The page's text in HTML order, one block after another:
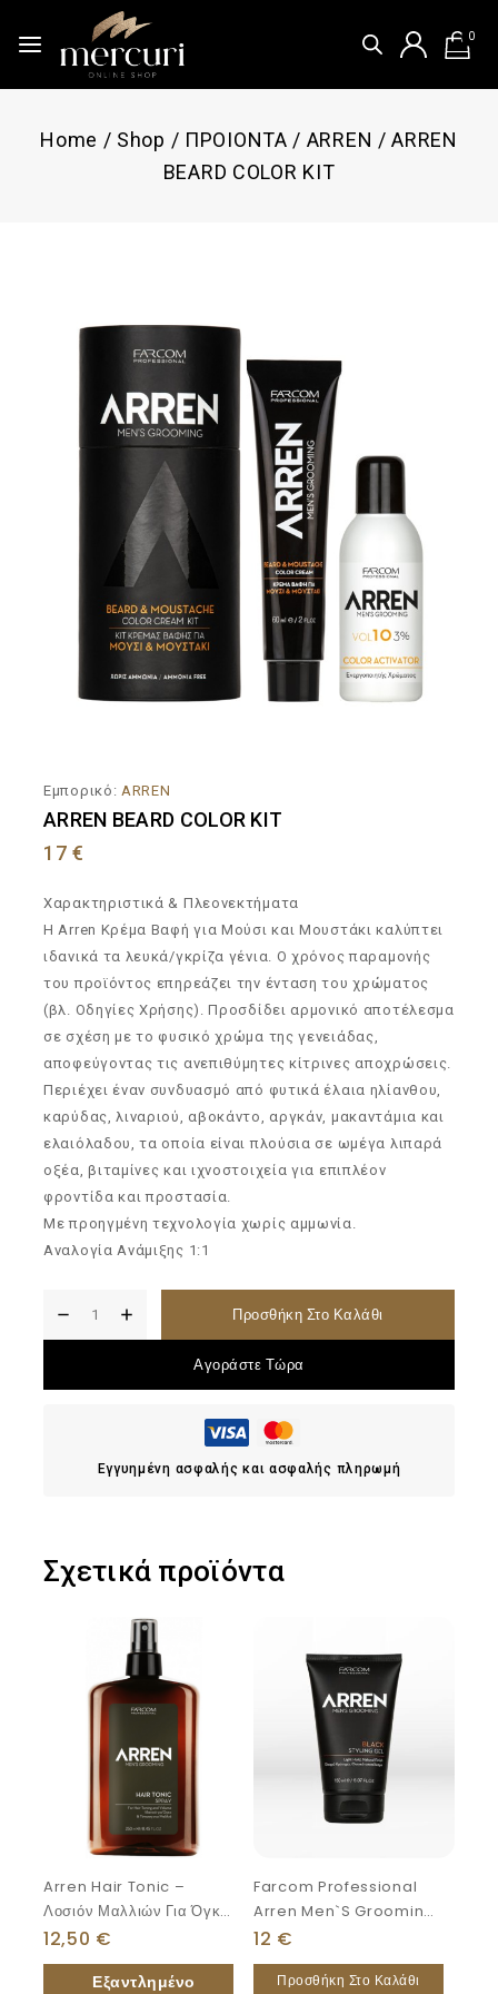
0
Home / Shop / ΠΡΟΙΟΝΤΑ / ARREN / ARREN
BEARD COLOR KIT
Εμπορικό: ARREN
ARREN BEARD COLOR KIT
17€
Χαρακτηριστικά & Πλεονεκτήματα
Η Arren Κρέμα Βαφή για Μούσι και Μουστάκι καλύπτει
ιδανικά τα λευκά/γκρίζα γένια. Ο χρόνος παραμονής
του προϊόντος επηρεάζει την ένταση του χρώματος
(βλ. Οδηγίες Χρήσης). Προσδίδει αρμονικό αποτέλεσμα
σε σχέση με το φυσικό χρώμα της γενειάδας,
αποφεύγοντας τις ανεπιθύμητες κίτρινες αποχρώσεις.
Περιέχει έναν συνδυασμό από φυτικά έλαια ηλίανθου,
καρύδας, λιναριού, αβοκάντο, αργκάν, μακαντάμια και
ελαιόλαδου, τα οποία είναι πλούσια σε ωμέγα λιπαρά
οξέα, βιταμίνες και ιχνοστοιχεία για επιπλέον
φροντίδα και προστασία.
Με προηγμένη τεχνολογία χωρίς αμμωνία.
Αναλογία Ανάμιξης 1:1
Προσθήκη Στο Καλάθι
Αγοράστε Τώρα
Εγγυημένη ασφαλής και ασφαλής πληρωμή
Σχετικά προϊόντα
Arren Hair Tonic –
Λοσιόν Μαλλιών Για Όγκο
& Τόνωση Μαλλιών
250ml
12,50 €
Farcom Professional
Arren Men`s Grooming
Black Styling Gel 150ml
12 €
Προσθήκη Στο Καλάθι